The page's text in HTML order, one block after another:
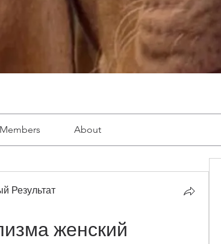
Members About
Результат
женский